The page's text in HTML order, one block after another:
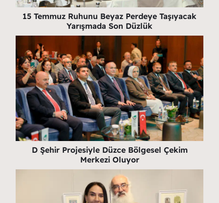
15 Temmuz Ruhunu Beyaz Perdeye Taşıyacak
Yarışmada Son Düzlük
D Şehir Projesiyle Düzce Bölgesel Çekim
Merkezi Oluyor